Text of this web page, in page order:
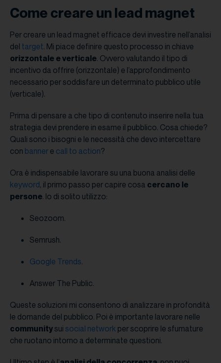
Come creare un lead magnet
Per creare un lead magnet efficace devi investire nell’analisi
del target. Mi piace definire questo processo in chiave
orizzontale e verticale. Ovvero valutando il tipo di
incentivo da offrire (orizzontale) e l’approfondimento
necessario per soddisfare un determinato pubblico utile
(verticale).
Prima di pensare a che tipo di contenuto inserire nella tua
strategia devi prendere in esame il pubblico. Cosa chiede?
Quali sono i bisogni e le necessità che devo intercettare
con banner e call to action?
Ora è indispensabile lavorare su una buona analisi delle
keyword, il primo passo per capire cosa cercano le
persone. Io di solito utilizzo:
Seozoom.
Semrush.
Google Trends.
Answer The Public.
Queste soluzioni mi consentono di analizzare in profondità
le domande del pubblico. Poi è importante lavorare nelle
communitysui social network per scoprire le sfumature
che ruotano intorno a determinate questioni.